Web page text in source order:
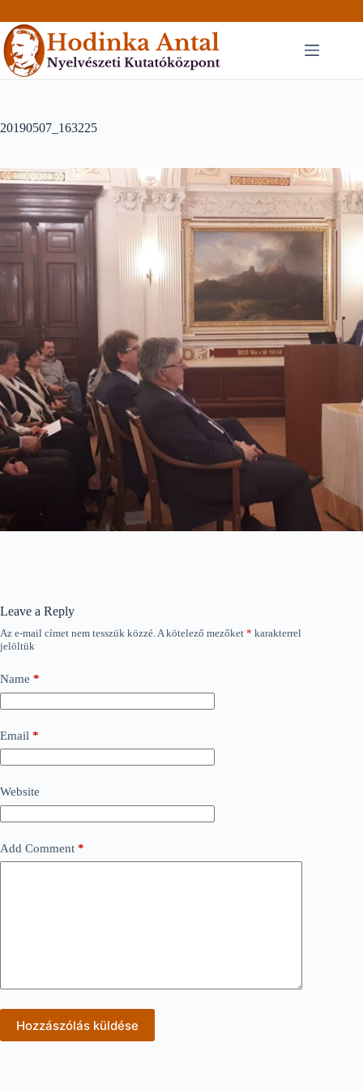
to
content
20190507_163225
Leave a Reply
Az e-mail címet nem tesszük közzé.A kötelező mezőket * karakterrel
jelöltük
Name *
Email *
Website
Add Comment *
Hozzászólás küldése